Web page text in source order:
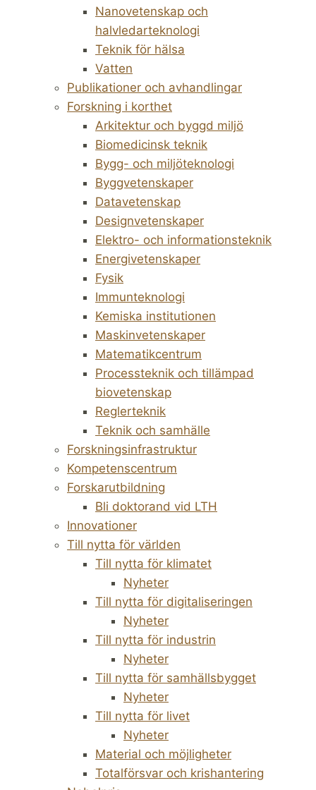
Nanovetenskap och
halvledarteknologi
Teknik för hälsa
Vatten
Publikationer och avhandlingar
Forskning i korthet
Arkitektur och byggd miljö
Biomedicinsk teknik
Bygg- och miljöteknologi
Byggvetenskaper
Datavetenskap
Designvetenskaper
Elektro- och informationsteknik
Energivetenskaper
Fysik
Immunteknologi
Kemiska institutionen
Maskinvetenskaper
Matematikcentrum
Processteknik och tillämpad
biovetenskap
Reglerteknik
Teknik och samhälle
Forskningsinfrastruktur
Kompetenscentrum
Forskarutbildning
Bli doktorand vid LTH
Innovationer
Till nytta för världen
Till nytta för klimatet
Nyheter
Till nytta för digitaliseringen
Nyheter
Till nytta för industrin
Nyheter
Till nytta för samhällsbygget
Nyheter
Till nytta för livet
Nyheter
Material och möjligheter
Totalförsvar och krishantering